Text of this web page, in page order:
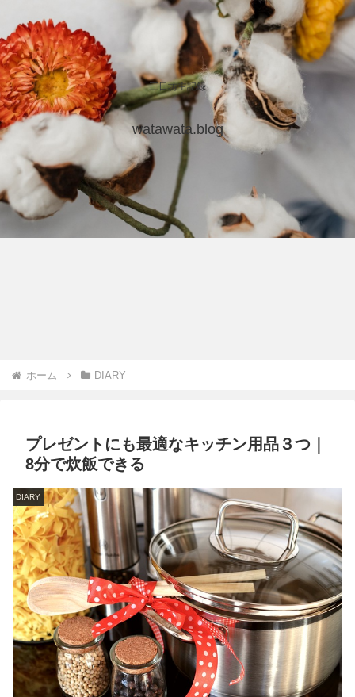
三日坊主記録
watawata.blog
ホーム DIARY
プレゼントにも最適なキッチン用品３つ｜
8分で炊飯できる
DIARY